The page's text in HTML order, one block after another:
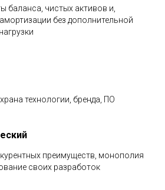
баланса, чистых активов и,
без дополнительной
технологии, бренда, ПО
преимуществ, монополия
своих разработок